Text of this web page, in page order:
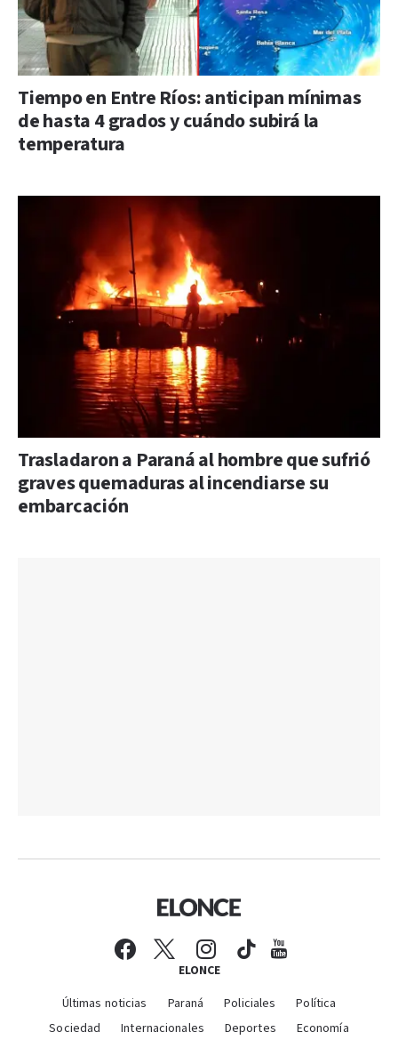
Tiempo en Entre Ríos: anticipan mínimas
de hasta 4 grados y cuándo subirá la
temperatura
Trasladaron a Paraná al hombre que sufrió
graves quemaduras al incendiarse su
embarcación
ELONCE
Últimas noticias Paraná Policiales
Política
Sociedad
Internacionales Deportes Economía